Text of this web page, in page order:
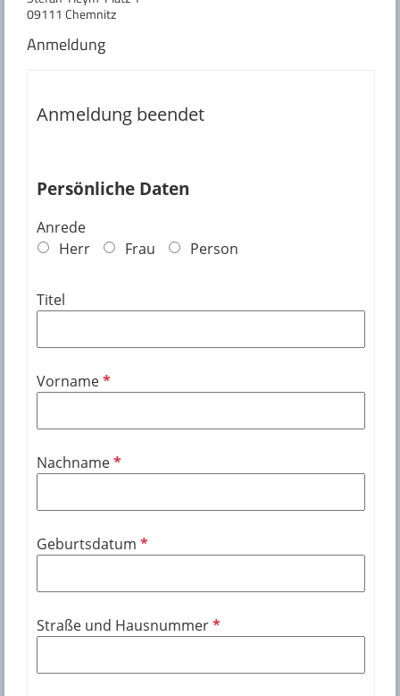
09111 Chemnitz
Anmeldung